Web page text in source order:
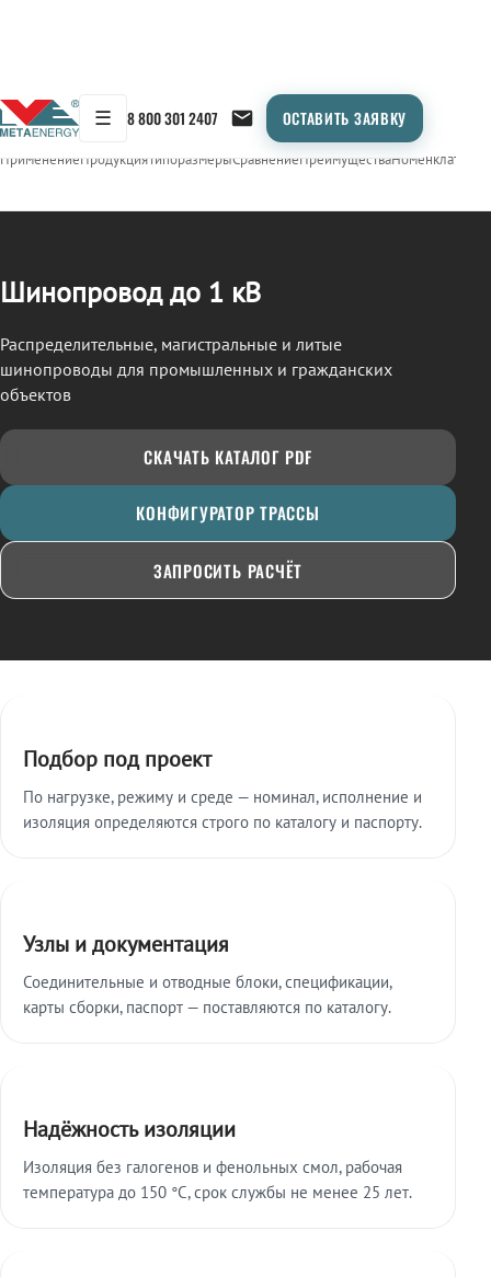
☰ 8 800 301 2407 ОСТАВИТЬ ЗАЯВКУ
← Продукция/ШИНОПРОВОД
ПрименениеПродукцияТипоразмерыСравнениеПреимуществаНоменклатура
Шинопровод до 1 кВ
Распределительные, магистральные и литые
шинопроводы для промышленных и гражданских
объектов
СКАЧАТЬ КАТАЛОГ PDF
КОНФИГУРАТОР ТРАССЫ
ЗАПРОСИТЬ РАСЧЁТ
Подбор под проект
По нагрузке, режиму и среде — номинал, исполнение и
изоляция определяются строго по каталогу и паспорту.
Узлы и документация
Соединительные и отводные блоки, спецификации,
карты сборки, паспорт — поставляются по каталогу.
Надёжность изоляции
Изоляция без галогенов и фенольных смол, рабочая
температура до 150 °C, срок службы не менее 25 лет.